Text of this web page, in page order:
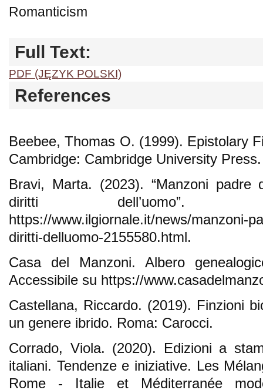
Romanticism
Full Text:
PDF (JĘZYK POLSKI)
References
Beebee, Thomas O. (1999). Epistolary
Cambridge: Cambridge University Press.
Bravi, Marta. (2023). “Manzoni
diritti dell’uomo”.
https://www.ilgiornale.it/news/manzoni-
diritti-delluomo-2155580.html.
Casa del Manzoni. Albero
Accessibile su https://
Castellana, Riccardo. (2019). Finzioni
un genere ibrido. Roma: Carocci.
Corrado, Viola. (2020). Edizioni a
italiani. Tendenze e iniziative. Les
Rome - Italie et Méditerranée